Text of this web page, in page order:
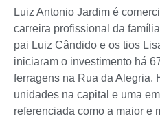
Luiz Antonio Jardim é
carreira profissional da
pai Luiz Cândido e os tios
iniciaram o investimento há
ferragens na Rua da Alegria.
unidades na capital e uma
referenciada como a maior e